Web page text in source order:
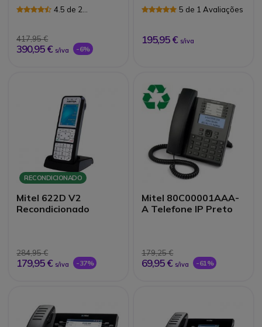
4.5 de 2
417,95 €
390,95 € s/iva -6%
5 de 1 Avaliações
195,95 € s/iva
RECONDICIONADO
Mitel 622D V2
Recondicionado
284,95 €
179,95 € s/iva -37%
Mitel 80C00001AAA-
A Telefone IP Preto
179,25 €
69,95 € s/iva -61%